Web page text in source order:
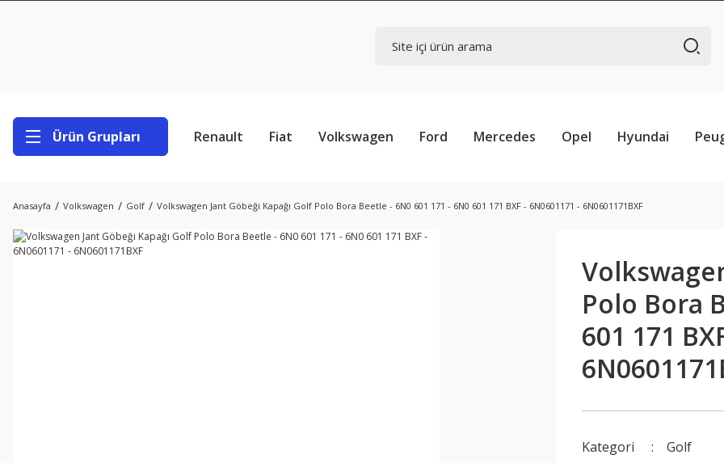
Ürün Grupları Renault Fiat Volkswagen Ford Mercedes Opel Hyundai
Anasayfa Volkswagen Golf Volkswagen Jant Göbeği Kapağı Golf Polo Bora Beetle - 6N0 601 171 - 6N0 601 171 BXF - 6N0601171 - 6N0601171BXF
Polo Bora
601 171
Kategori
Golf